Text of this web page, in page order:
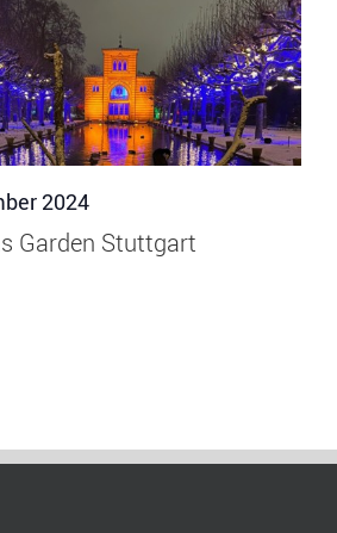
2024
Garden Stuttgart